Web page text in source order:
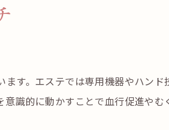
す。エステでは専用機器やハンド
識的に動かすことで血行促進やむ